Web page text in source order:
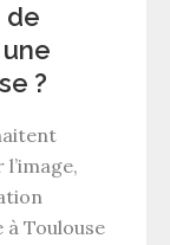
de
?
Toulouse